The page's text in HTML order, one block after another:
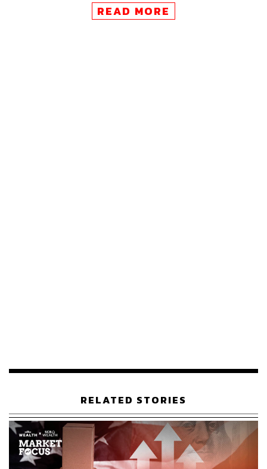
ซัพพลายเออร์ทุกรายใช้ RFID Tag กับสินค้าที่ขายในปี 2567
ระดับ 39.25 บาท ขณะที่ SET Index ปรับขึ้น 0.60% สู่ระดับ
1,375.69 จุด
แนวโน้มผลประกอบการปี 2567
READ MORE
RELATED STORIES